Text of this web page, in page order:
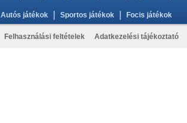
Autós játékok Sportos játékok Focis játékok
Felhasználási feltételek Adatkezelési tájékoztató